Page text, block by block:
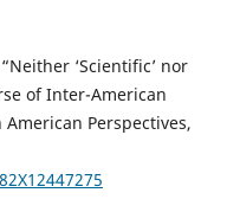
‘Scientific’ nor
of Inter-American
American Perspectives,